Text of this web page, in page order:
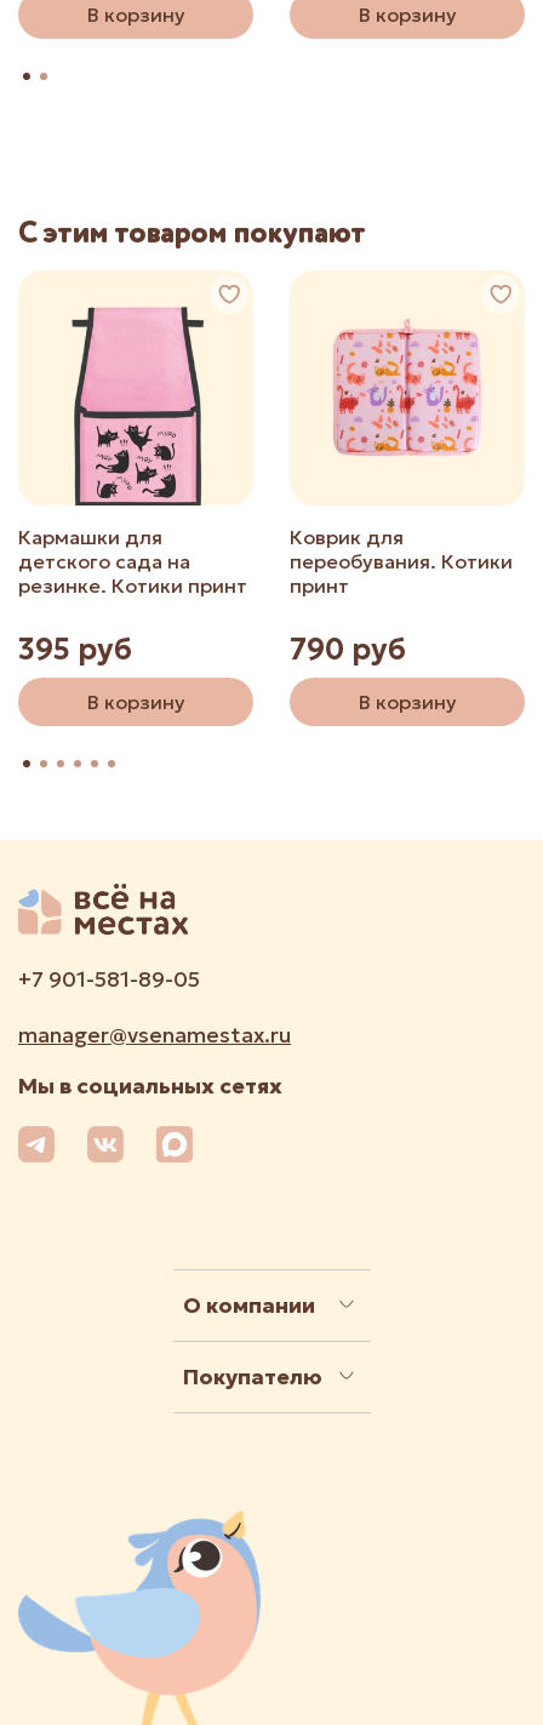
В корзину В корзину
С этим товаром покупают
Кармашки для
детского сада на
резинке. Котики принт
395 руб
В корзину
Коврик для
переобувания. Котики
принт
790 руб
В корзину
О компании
Покупателю
+7 901-581-89-05
manager@vsenamestax.ru
Мы в социальных сетях